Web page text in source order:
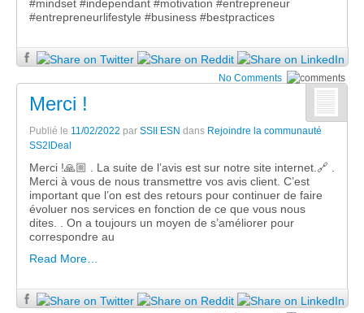
#mindset #independant #motivation #entrepreneur
#entrepreneurlifestyle #business #bestpractices
No Comments
Merci !
Publié le 11/02/2022 par SSII ESN dans Rejoindre la communauté
SS2IDeal
Merci !🙏🏼 . La suite de l’avis est sur notre site internet.🔗 .
Merci à vous de nous transmettre vos avis client. C’est
important que l’on est des retours pour continuer de faire
évoluer nos services en fonction de ce que vous nous
dites. . On a toujours un moyen de s’améliorer pour
correspondre au
Read More…